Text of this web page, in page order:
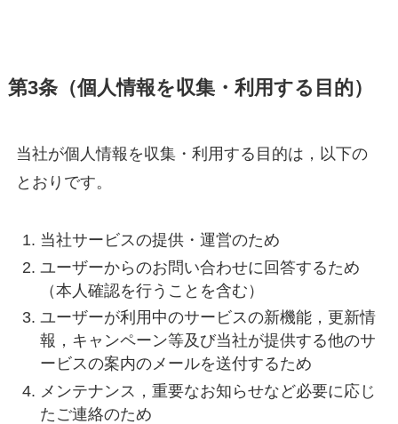
第3条（個人情報を収集・利用する目的）
当社が個人情報を収集・利用する目的は，以下の
とおりです。
当社サービスの提供・運営のため
ユーザーからのお問い合わせに回答するため
（本人確認を行うことを含む）
ユーザーが利用中のサービスの新機能，更新情
報，キャンペーン等及び当社が提供する他のサ
ービスの案内のメールを送付するため
メンテナンス，重要なお知らせなど必要に応じ
たご連絡のため